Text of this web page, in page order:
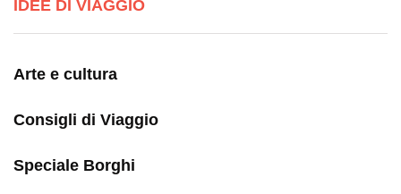
IDEE DI VIAGGIO
Arte e cultura
Consigli di Viaggio
Speciale Borghi